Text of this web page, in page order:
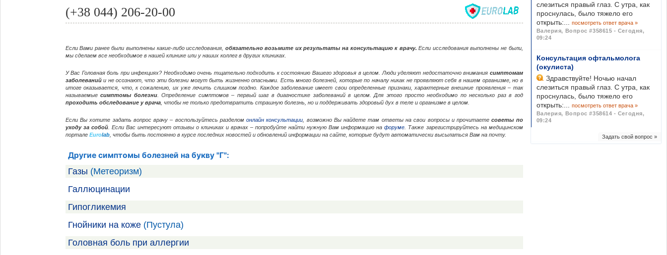
(+38 044) 206-20-00
Если Вами ранее были выполнены какие-либо исследования, обязательно возьмите их результаты на консультацию к врачу. Если исследования выполнены не были,
мы сделаем все необходимое в нашей клинике или у наших коллег в других клиниках.
У Вас Головная боль при инфекциях? Необходимо очень тщательно подходить к состоянию Вашего здоровья в целом. Люди уделяют недостаточно внимания симптомам
заболеванийи не осознают, что эти болезни могут быть жизненно опасными. Есть много болезней, которые по началу никак не проявляют себя в нашем организме, но в
итоге оказывается, что, к сожалению, их уже лечить слишком поздно. Каждое заболевание имеет свои определенные признаки, характерные внешние проявления – так
называемыесимптомы болезни. Определение симптомов – первый шаг в диагностике заболеваний в целом. Для этого просто необходимо по несколько раз в год
проходить обследование у врача, чтобы не только предотвратить страшную болезнь, но и поддерживать здоровый дух в теле и организме в целом.
Если Вы хотите задать вопрос врачу – воспользуйтесь разделомонлайн консультации , возможно Вы найдете там ответы на свои вопросы и прочитаетесоветы по
уходу за собой. Если Вас интересуют отзывы о клиниках и врачах – попробуйте найти нужную Вам информацию нафоруме . Также зарегистрируйтесь на медицинском
портале Eurolab, чтобы быть постоянно в курсе последних новостей и обновлений информации на сайте, которые будут автоматически высылаться Вам на почту.
Другие симптомы болезней на букву "Г":
Газы (Метеоризм)
Галлюцинации
Гипогликемия
Гнойники на коже (Пустула)
Головная боль при аллергии
слезиться правый глаз. С утра, как
проснулась, было тяжело его
открыть:...
посмотреть ответ врача »
Валерия, Вопрос #358615 - Сегодня,
09:24
Консультация офтальмолога
(окулиста)
Здравствуйте! Ночью начал
слезиться правый глаз. С утра, как
проснулась, было тяжело его
открыть:...
посмотреть ответ врача »
Валерия, Вопрос #358614 - Сегодня,
09:24
Задать свой вопрос »